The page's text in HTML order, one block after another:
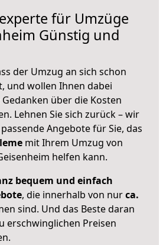
für Umzüge
Günstig und
der Umzug an sich schon
und wollen Ihnen dabei
über die Kosten
Lehnen Sie sich zurück – wir
Angebote für Sie, das
mit Ihrem Umzug von
helfen kann.
bequem und einfach
, die innerhalb von nurca.
sind. Und das Beste daran
erschwinglichen Preisen